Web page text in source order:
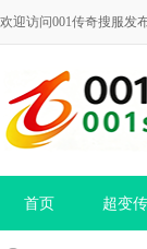
欢迎访问001传奇搜服发
首页 超变